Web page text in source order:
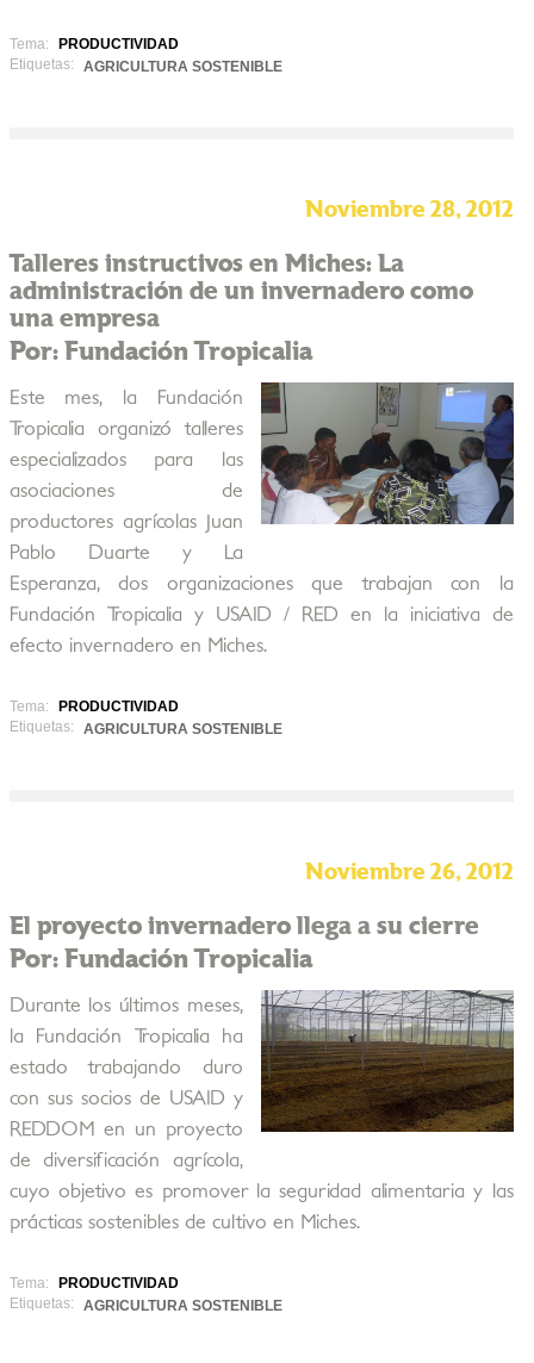
Tema:
PRODUCTIVIDAD
Etiquetas:
AGRICULTURA SOSTENIBLE
Noviembre 28, 2012
Talleres instructivos en Miches: La
administración de un invernadero como
una empresa
Por: Fundación Tropicalia
Este mes, la Fundación
Tropicalia organizó talleres
especializados para las
asociaciones de
productores agrícolas Juan
Pablo Duarte y La
Esperanza, dos organizaciones que trabajan con la
Fundación Tropicalia y USAID / RED en la iniciativa de
efecto invernadero en Miches.
Tema:
PRODUCTIVIDAD
Etiquetas:
AGRICULTURA SOSTENIBLE
Noviembre 26, 2012
El proyecto invernadero llega a su cierre
Por: Fundación Tropicalia
Durante los últimos meses,
la Fundación Tropicalia ha
estado trabajando duro
con sus socios de USAID y
REDDOM en un proyecto
de diversificación agrícola,
cuyo objetivo es promover la seguridad alimentaria y las
prácticas sostenibles de cultivo en Miches.
Tema:
PRODUCTIVIDAD
Etiquetas:
AGRICULTURA SOSTENIBLE